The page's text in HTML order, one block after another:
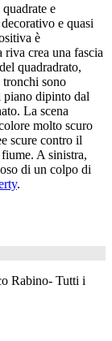
e
e quasi
è
riva crea una fascia
quadradrato,
sono
piano dipinto dal
La scena
molto scuro
scure contro il
A sinistra,
di un colpo di
.
Rabino- Tutti i